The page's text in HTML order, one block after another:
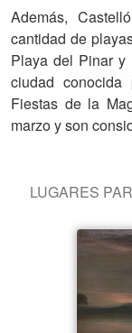
Además,
cantidad de
Playa del Pinar y
ciudad
Fiestas de la
marzo y son
LUGARES